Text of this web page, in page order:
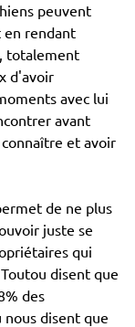
peuvent
en rendant
totalement
d'avoir
avec lui
avant
et avoir
de ne plus
juste se
qui
disent que
des
disent que